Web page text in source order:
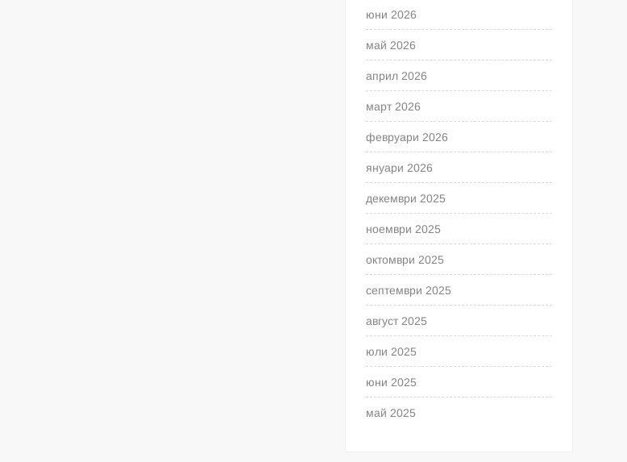
юни 2026
май 2026
април 2026
март 2026
февруари 2026
януари 2026
декември 2025
ноември 2025
октомври 2025
септември 2025
август 2025
юли 2025
юни 2025
май 2025